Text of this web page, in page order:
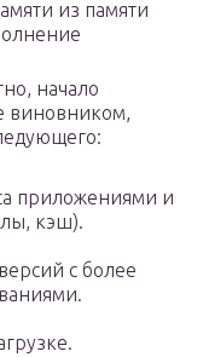
из памяти
начало
виновником,
приложениями и
кэш).
с более